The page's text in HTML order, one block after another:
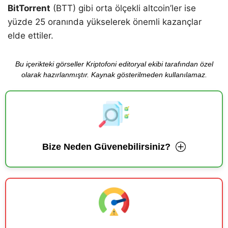
BitTorrent (BTT) gibi orta ölçekli altcoin’ler ise
yüzde 25 oranında yükselerek önemli kazançlar
elde ettiler.
Bu içerikteki görseller Kriptofoni editoryal ekibi tarafından özel
olarak hazırlanmıştır. Kaynak gösterilmeden kullanılamaz.
Bize Neden Güvenebilirsiniz?